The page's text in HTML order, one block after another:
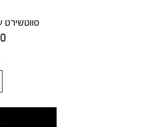
סווטשירט